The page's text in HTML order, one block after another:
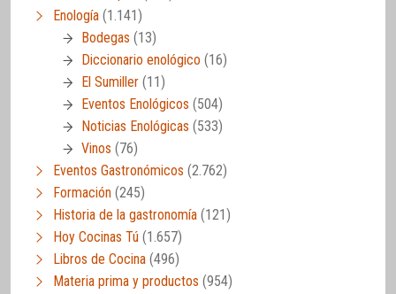
Enología (1.141)
Bodegas (13)
Diccionario enológico (16)
El Sumiller (11)
Eventos Enológicos (504)
Noticias Enológicas (533)
Vinos (76)
Eventos Gastronómicos (2.762)
Formación (245)
Historia de la gastronomía (121)
Hoy Cocinas Tú (1.657)
Libros de Cocina (496)
Materia prima y productos (954)